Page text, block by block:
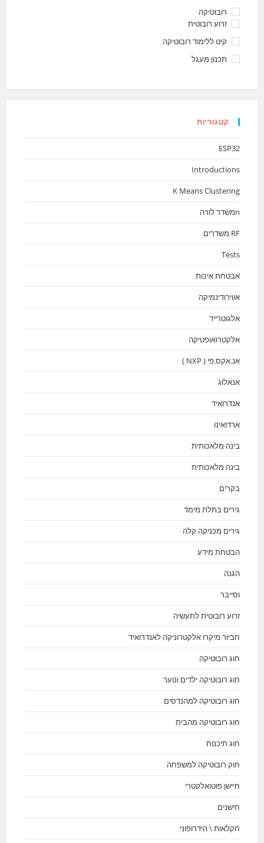
רובוטיקה
זרוע רובוטית
קיט ללימוד רובוטיקה
תכנון מעגל
קטגוריות
ESP32
Introductions
K Means Clustering
nמשדר לורה
RF משדרים
Tests
אבטחת איכות
אווירודינמיקה
אלגוטרייד
אלקטרואופטיקה
אנ.אקס.פי ( NXP )
אנאלוג
אנדרואיד
ארדואינו
בינה מלאכותית
בינה מלאכותית
בקרים
גירים בתלת מימד
גירים מכניקה קלה
הבטחת מידע
הגנה
וסייבר
זרוע רובוטית לתעשיה
חביור מיקרו אלקטרוניקה לאנדרואיד
חוג רובוטיקה
חוג רובוטיקה ילדים ונוער
חוג רובוטיקה למהנדסים
חוג רובוטיקה מהבית
חוג תיכנות
חוק רובוטיקה למשפחה
חיישן פוטואלקטרי
חישנים
חקלאות \ הידרופוני